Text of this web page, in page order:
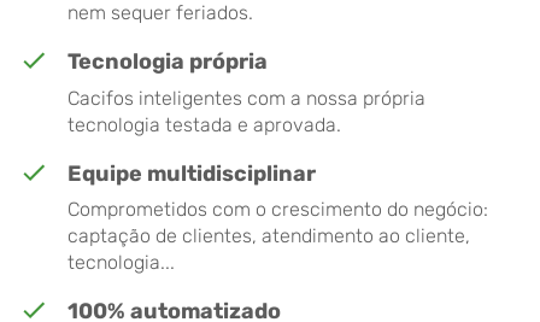
nem sequer feriados.
Tecnologia própria
Cacifos inteligentes com a nossa própria
tecnologia testada e aprovada.
Equipe multidisciplinar
Comprometidos com o crescimento do negócio:
captação de clientes, atendimento ao cliente,
tecnologia...
100% automatizado